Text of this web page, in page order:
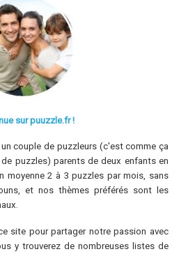
sur puuzzle.fr !
couple de puzzleurs (c'est comme ça
puzzles) parents de deux enfants en
moyenne 2 à 3 puzzles par mois, sans
et nos thèmes préférés sont les
site pour partager notre passion avec
y trouverez de nombreuses listes de